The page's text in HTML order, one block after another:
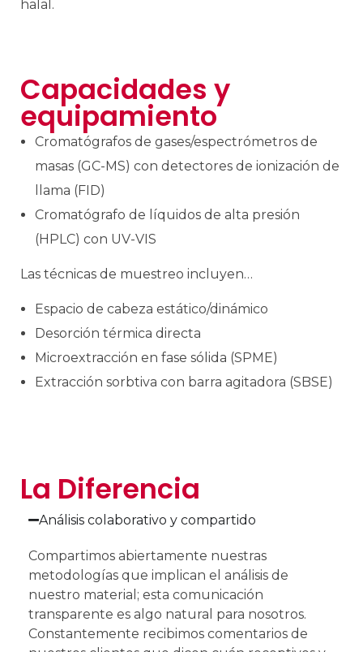
halal.
Capacidades y
equipamiento
Cromatógrafos de gases/espectrómetros de
masas (GC-MS) con detectores de ionización de
llama (FID)
Cromatógrafo de líquidos de alta presión
(HPLC) con UV-VIS
Las técnicas de muestreo incluyen…
Espacio de cabeza estático/dinámico
Desorción térmica directa
Microextracción en fase sólida (SPME)
Extracción sorbtiva con barra agitadora (SBSE)
La Diferencia
Análisis colaborativo y compartido
Compartimos abiertamente nuestras
metodologías que implican el análisis de
nuestro material; esta comunicación
transparente es algo natural para nosotros.
Constantemente recibimos comentarios de